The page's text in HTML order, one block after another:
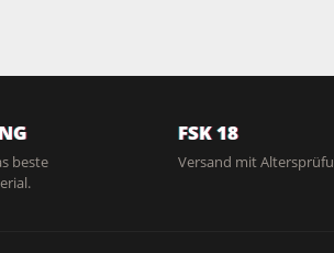
beste
FSK 18
Versand mit